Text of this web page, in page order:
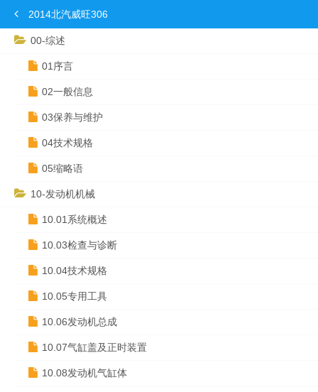
2014北汽威旺306
00-综述
01序言
02一般信息
03保养与维护
04技术规格
05缩略语
10-发动机机械
10.01系统概述
10.03检查与诊断
10.04技术规格
10.05专用工具
10.06发动机总成
10.07气缸盖及正时装置
10.08发动机气缸体